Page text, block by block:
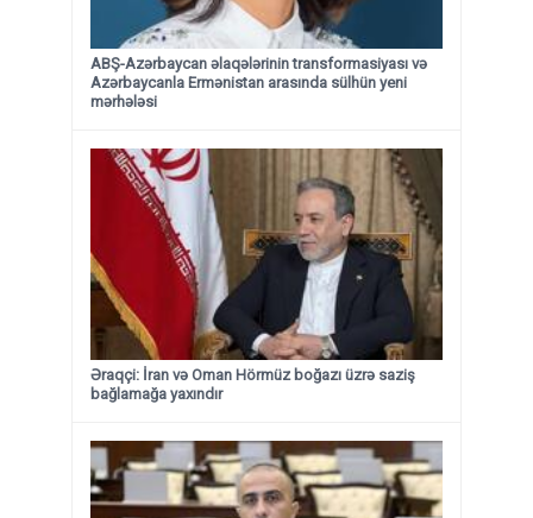
ABŞ-Azərbaycan əlaqələrinin transformasiyası və
Azərbaycanla Ermənistan arasında sülhün yeni
mərhələsi
Əraqçi: İran və Oman Hörmüz boğazı üzrə saziş
bağlamağa yaxındır